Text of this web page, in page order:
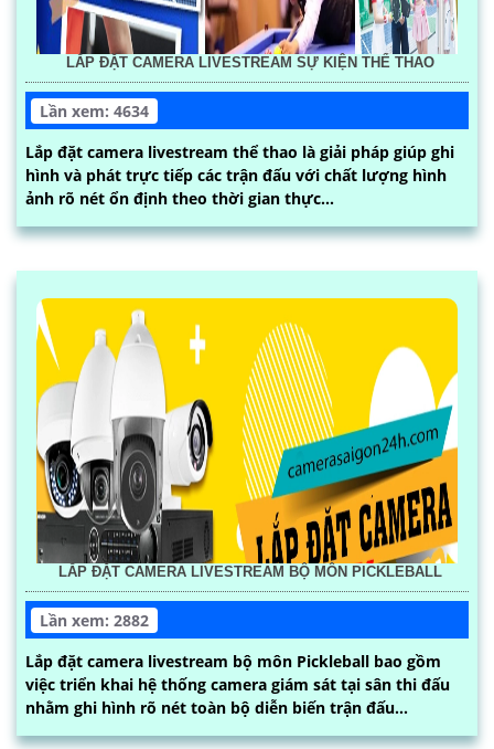
LẮP ĐẶT CAMERA LIVESTREAM SỰ KIỆN THỂ THAO
Lần xem: 4634
Lắp đặt camera livestream thể thao là giải pháp giúp ghi
hình và phát trực tiếp các trận đấu với chất lượng hình
ảnh rõ nét ổn định theo thời gian thực...
LẮP ĐẶT CAMERA LIVESTREAM BỘ MÔN PICKLEBALL
Lần xem: 2882
Lắp đặt camera livestream bộ môn Pickleball bao gồm
việc triển khai hệ thống camera giám sát tại sân thi đấu
nhằm ghi hình rõ nét toàn bộ diễn biến trận đấu...